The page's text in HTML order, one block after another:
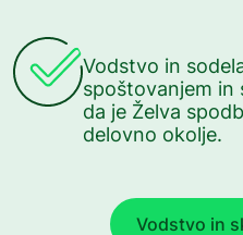
Vodstvo in
spoštovanjem in
da je Želva
delovno okolje.
Vodstvo in